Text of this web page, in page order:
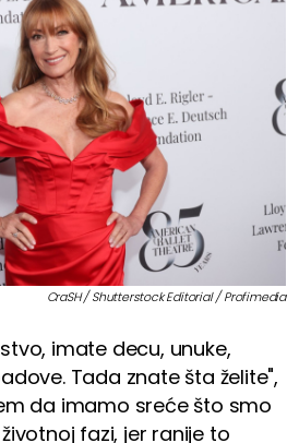
CraSH / Shutterstock Editorial / Profimedia
imate decu, unuke,
Tada znate šta želite",
da imamo sreće što smo
fazi, jer ranije to